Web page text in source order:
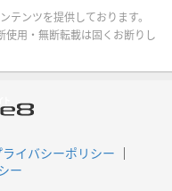
ンツを提供しております。
使用・無断転載は固くお断りし
ライバシーポリシー
ー